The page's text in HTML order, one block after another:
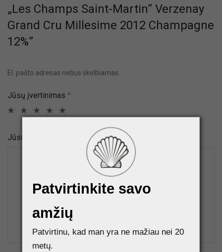
„Les Champs Saint-Martin” Verzenay
Grand Cru Millesime 2012 Champagne
12%”
El. pašto adresas nebus skelbiamas.
Jūsų įvertinimas *
Jūsų atsiliepimas
Patvirtinkite savo
amžių
Patvirtinu, kad man yra ne mažiau nei 20
metų.